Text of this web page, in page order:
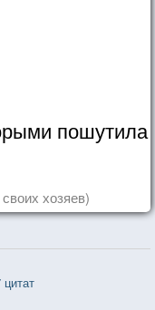
пошутила
хозяев)